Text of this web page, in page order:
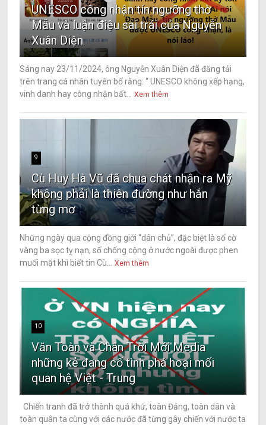
UNESCO công nhận tín ngưỡng thờ
Mẫu và luận điệu sai trái của Nguyễn
Xuân Diện
Sáng nay 23/11/2024, ông Nguyễn Xuân Diện đã đăng tải
trên trang cá nhân tuyên bố rằng: “ UNESCO không xếp hạng,
vinh danh hay công nhận bất...
Xem thêm
9
Cù Huy Hà Vũ đã chua chát nhận ra Mỹ
không phải là thiên đường như hắn
từng mơ
Những ngày qua cộng đồng giới “dân chủ”, đặc biệt là số cờ
vàng ba sọc tỵ nạn, số chống cộng ở nước ngoài được phen
muối mặt khi biết tin Cù...
Xem thêm
10
Văn Toàn và Chân Trời Mới Media
những kẻ đang cố tình phá hoại mối
quan hệ Việt - Trung
Chiến tranh đã trở thành quá khứ, toàn Đảng, toàn dân và
toàn quân ta cùng với các nước đã từng gây chiến với nước ta